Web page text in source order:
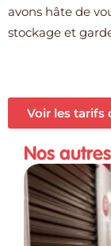
avons hâte de
stockage et
Voir les tarifs
Nos